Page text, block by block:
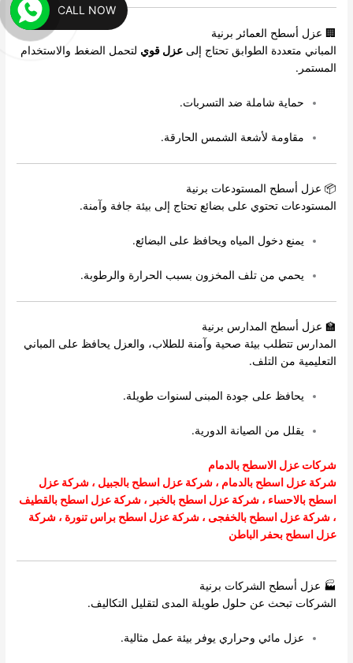
🏢 عزل أسطح العمائر برنية
المباني متعددة الطوابق تحتاج إلىعزل قوي لتحمل الضغط والاستخدام
المستمر.
حماية شاملة ضد التسربات.
مقاومة لأشعة الشمس الحارقة.
📦 عزل أسطح المستودعات برنية
المستودعات تحتوي على بضائع تحتاج إلى بيئة جافة وآمنة.
يمنع دخول المياه ويحافظ على البضائع.
يحمي من تلف المخزون بسبب الحرارة والرطوبة.
🏫 عزل أسطح المدارس برنية
المدارس تتطلب بيئة صحية وآمنة للطلاب، والعزل يحافظ على المباني
التعليمية من التلف.
يحافظ على جودة المبنى لسنوات طويلة.
يقلل من الصيانة الدورية.
شركات عزل الاسطح بالدمام
شركة عزل اسطح بالدمام ،شركة عزل اسطح بالجبيل ،شركة عزل
اسطح بالاحساء ،شركة عزل اسطح بالخبر ،شركة عزل اسطح بالقطيف
،شركة عزل اسطح بالخفجى ، شركة عزل اسطح براس تنورة ،شركة
عزل اسطح بحفر الباطن
🏭 عزل أسطح الشركات برنية
الشركات تبحث عن حلول طويلة المدى لتقليل التكاليف.
عزل مائي وحراري يوفر بيئة عمل مثالية.
CALL NOW